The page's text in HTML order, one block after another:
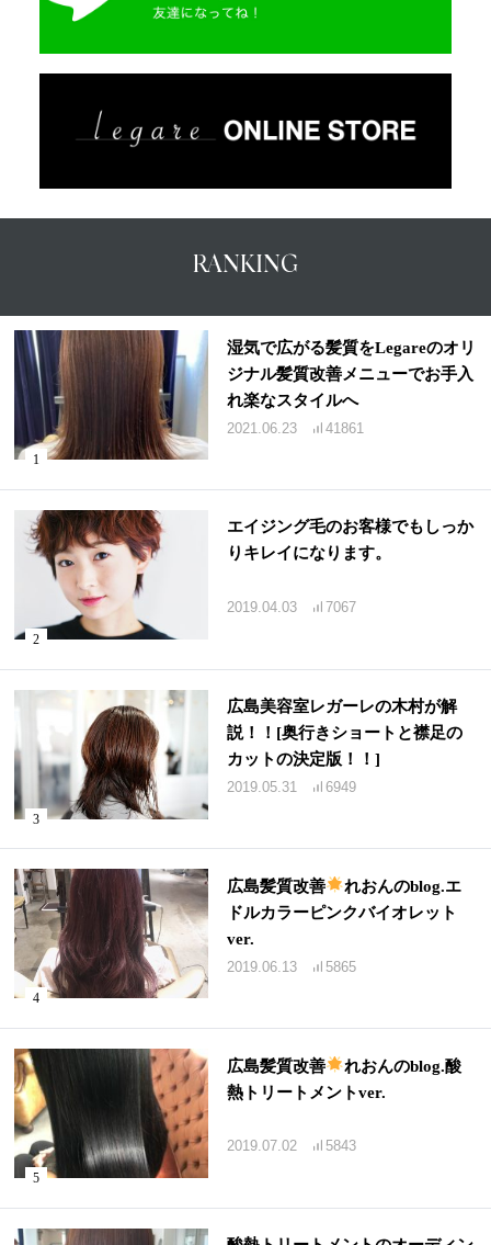
RANKING
湿気で広がる髪質をLegareのオリ
ジナル髪質改善メニューでお手入
れ楽なスタイルへ
2021.06.23 41861
エイジング毛のお客様でもしっか
りキレイになります。
2019.04.03 7067
広島美容室レガーレの木村が解
説！！[奥行きショートと襟足の
カットの決定版！！]
2019.05.31 6949
広島髪質改善
れおんのblog.エ
ドルカラーピンクバイオレット
ver.
2019.06.13 5865
広島髪質改善
れおんのblog.酸
熱トリートメントver.
2019.07.02 5843